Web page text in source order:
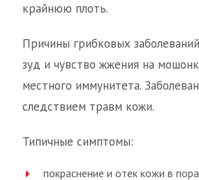
крайнюю плоть.
Причины грибковых
зуд и чувство жжения на
местного иммунитета.
следствием травм кожи.
Типичные симптомы:
покраснение и отек кожи в